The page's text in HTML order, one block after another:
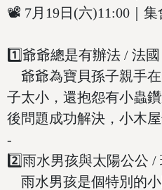
📽 7月19日(六)11:00｜集
1️⃣爺爺總是有辦法 / 法國
爺爺為寶貝孫子親手
子太小，還抱怨有小蟲
後問題成功解決，小木
-
2️⃣雨水男孩與太陽公公 /
雨水男孩是個特別的